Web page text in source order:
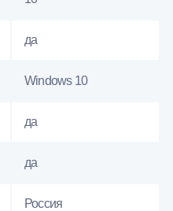
да
Windows 10
да
да
Россия